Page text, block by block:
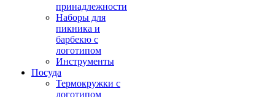
принадлежности
Наборы для
пикника и
барбекю с
логотипом
Инструменты
Посуда
Термокружки с
логотипом